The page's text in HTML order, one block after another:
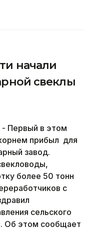
начали
свеклы
в этом
прибыл для
завод.
более 50 тонн
с
сельского
Об этом сообщает